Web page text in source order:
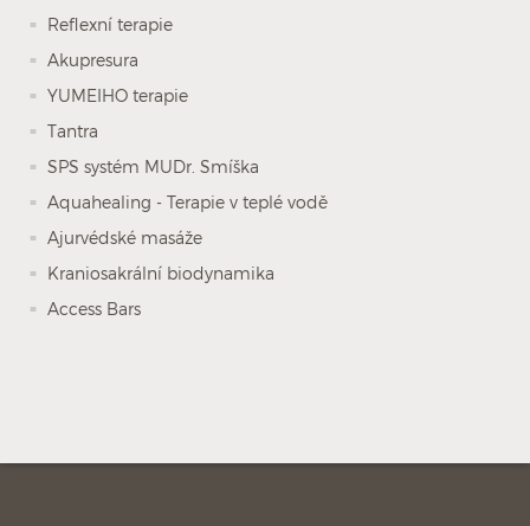
Reflexní terapie
Akupresura
YUMEIHO terapie
Tantra
SPS systém MUDr. Smíška
Aquahealing - Terapie v teplé vodě
Ajurvédské masáže
Kraniosakrální biodynamika
Access Bars